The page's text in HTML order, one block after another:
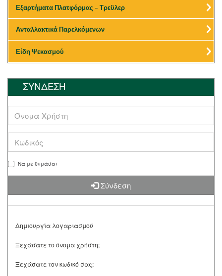
Εξαρτήματα Πλατφόρμας – Τρεϋλερ
Ανταλλακτικά Παρελκόμενων
Είδη Ψεκασμού
ΣΥΝΔΕΣΗ
Να με θυμάσαι
Σύνδεση
Δημιουργία λογαριασμού
Ξεχάσατε το όνομα χρήστη;
Ξεχάσατε τον κωδικό σας;